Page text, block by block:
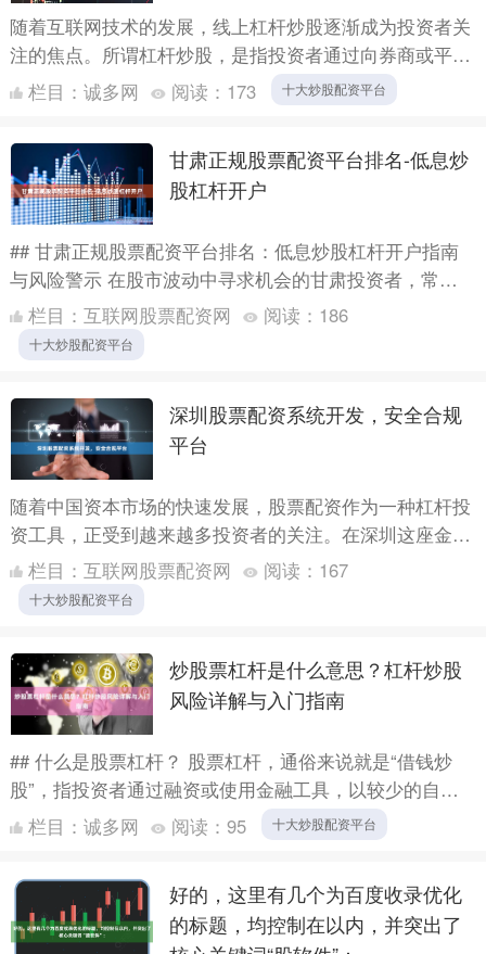
随着互联网技术的发展，线上杠杆炒股逐渐成为投资者关
注的焦点。所谓杠杆炒股，是指投资者通过向券商或平台
借入资金，以放大投资本金的方式进行股票交易。这种方
式既能带来....
栏目： 诚多网 阅读： 173 十大炒股配资平台
甘肃正规股票配资平台排名-低息炒
股杠杆开户
## 甘肃正规股票配资平台排名：低息炒股杠杆开户指南
与风险警示 在股市波动中寻求机会的甘肃投资者，常常
将“股票配资”作为放大收益的工具。然而，面对网络上琳
琅满目....
栏目： 互联网股票配资网 阅读： 186
十大炒股配资平台
深圳股票配资系统开发，安全合规
平台
随着中国资本市场的快速发展，股票配资作为一种杠杆投
资工具，正受到越来越多投资者的关注。在深圳这座金融
创新之城十大炒股配资平台，股票配资系统开发已成为金
融科技领域....
栏目： 互联网股票配资网 阅读： 167
十大炒股配资平台
炒股票杠杆是什么意思？杠杆炒股
风险详解与入门指南
## 什么是股票杠杆？ 股票杠杆，通俗来说就是“借钱炒
股”，指投资者通过融资或使用金融工具，以较少的自有
资金控制较大金额的股票交易。例如，使用2倍杠杆意味
着用1....
栏目： 诚多网 阅读： 95 十大炒股配资平台
好的，这里有几个为百度收录优化
的标题，均控制在以内，并突出了